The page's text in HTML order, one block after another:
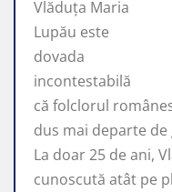
Vlăduța Maria
Lupău este
dovada
incontestabilă
că folclorul
dus mai departe
La doar 25 de ani,
cunoscută atât pe